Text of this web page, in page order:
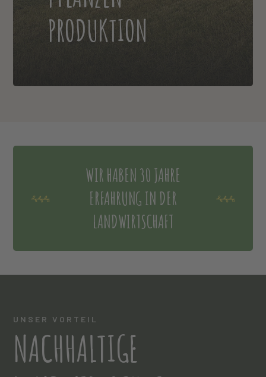
PRODUKTION
WIR HABEN 30 JAHRE
ERFAHRUNG IN DER
LANDWIRTSCHAFT
UNSER VORTEIL
NACHHALTIGE